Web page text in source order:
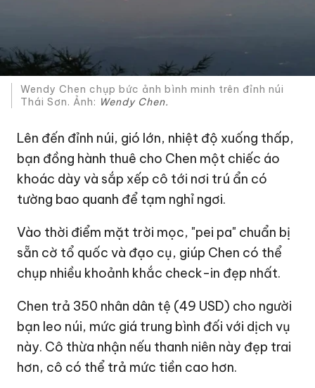
Wendy Chen chụp bức ảnh bình minh trên đỉnh núi
Thái Sơn. Ảnh: Wendy Chen.
Lên đến đỉnh núi, gió lớn, nhiệt độ xuống thấp,
bạn đồng hành thuê cho Chen một chiếc áo
khoác dày và sắp xếp cô tới nơi trú ẩn có
tường bao quanh để tạm nghỉ ngơi.
Vào thời điểm mặt trời mọc, "pei pa" chuẩn bị
sẵn cờ tổ quốc và đạo cụ, giúp Chen có thể
chụp nhiều khoảnh khắc check-in đẹp nhất.
Chen trả 350 nhân dân tệ (49 USD) cho người
bạn leo núi, mức giá trung bình đối với dịch vụ
này. Cô thừa nhận nếu thanh niên này đẹp trai
hơn, cô có thể trả mức tiền cao hơn.